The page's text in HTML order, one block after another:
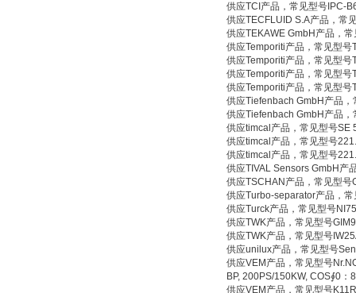
供应TCI产品，常见型号IPC-
供应TECFLUID S.A产品，常
供应TEKAWE GmbH产品，
供应Temporiti产品，常见型号
供应Temporiti产品，常见型号
供应Temporiti产品，常见型号
供应Temporiti产品，常见型号
供应Tiefenbach GmbH产品
供应Tiefenbach GmbH产品
供应timcal产品，常见型号SE
供应timcal产品，常见型号
供应timcal产品，常见型号
供应TIVAL Sensors GmbH产
供应TSCHAN产品，常见型
供应Turbo-separator产品，
供应Turck产品，常见型号
供应TWK产品，常见型号
供应TWK产品，常见型号
供应unilux产品，常见型号
供应VEM产品，常见型号
BP, 200PS/150KW, COS∮0
供应VEM产品，常见型号